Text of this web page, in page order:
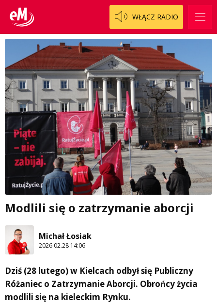
WŁĄCZ RADIO
Modlili się o zatrzymanie aborcji
Michał Łosiak
2026.02.28 14:06
Dziś (28 lutego) w Kielcach odbył się Publiczny
Różaniec o Zatrzymanie Aborcji. Obrońcy życia
modlili się na kieleckim Rynku.